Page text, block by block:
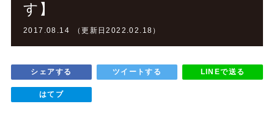
す】
2017.08.14 （更新日2022.02.18）
シェアする ツイートする LINEで送る
はてブ